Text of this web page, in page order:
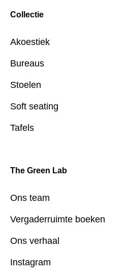
Collectie
Akoestiek
Bureaus
Stoelen
Soft seating
Tafels
The Green Lab
Ons team
Vergaderruimte boeken
Ons verhaal
Instagram